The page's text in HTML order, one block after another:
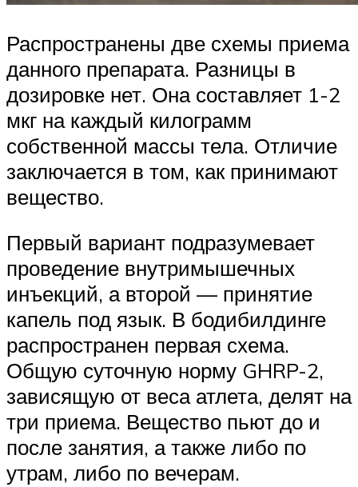
Распространены две схемы приема
данного препарата. Разницы в
дозировке нет. Она составляет 1-2
мкг на каждый килограмм
собственной массы тела. Отличие
заключается в том, как принимают
вещество.
Первый вариант подразумевает
проведение внутримышечных
инъекций, а второй — принятие
капель под язык. В бодибилдинге
распространен первая схема.
Общую суточную норму GHRP-2,
зависящую от веса атлета, делят на
три приема. Вещество пьют до и
после занятия, а также либо по
утрам, либо по вечерам.